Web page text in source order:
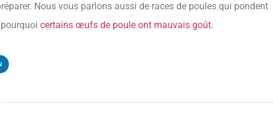
Nous vous parlons aussi de races de poules qui pondent
certains œufs de poule ont mauvais goût.